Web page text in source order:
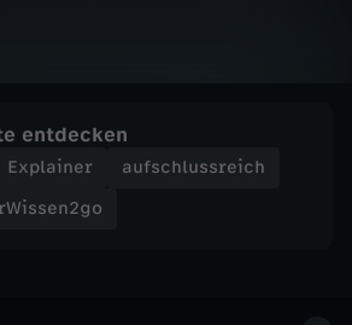
entdecken
Explainer
aufschlussreich